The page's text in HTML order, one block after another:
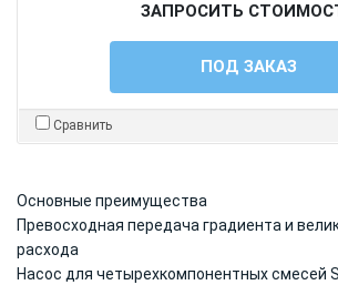
ЗАПРОСИТЬ
ПОД ЗАКАЗ
Сравнить
Основные преимущества
Превосходная передача градиента и
расхода
Насос для четырехкомпонентных смесей